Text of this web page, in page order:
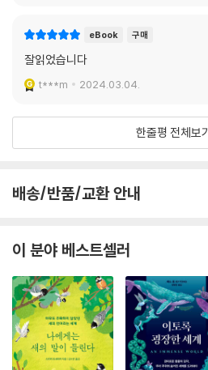
eBook 구매
잘읽었습니다
t***m 2024.03.04.
한줄평 전체보기
배송/반품/교환 안내
이 분야 베스트셀러